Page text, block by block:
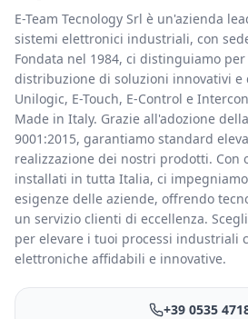
E-Team Tecnology Srl è un'azienda
sistemi elettronici industriali, con
Fondata nel 1984, ci distinguiamo
distribuzione di soluzioni innovativi e
Unilogic, E-Touch, E-Control e
Made in Italy. Grazie all'adozione
9001:2015, garantiamo standard
realizzazione dei nostri prodotti. Con
installati in tutta Italia, ci
esigenze delle aziende, offrendo
un servizio clienti di eccellenza.
per elevare i tuoi processi industriali
elettroniche affidabili e innovative.
+39 0535